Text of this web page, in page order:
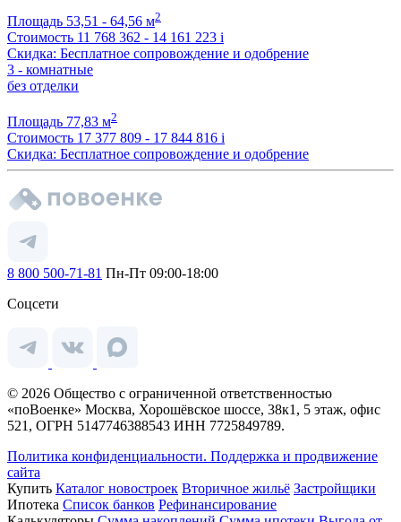
Площадь 53,51 - 64,56 м2
Стоимость 11 768 362 - 14 161 223 i
Скидка: Бесплатное сопровождение и одобрение
3 - комнатные
без отделки
Площадь 77,83 м2
Стоимость 17 377 809 - 17 844 816 i
Скидка: Бесплатное сопровождение и одобрение
8 800 500-71-81 Пн-Пт 09:00-18:00
Соцсети
© 2026 Общество с ограниченной ответственностью
«поВоенке» Москва, Хорошёвское шоссе, 38к1, 5 этаж, офис
521, ОГРН 5147746388543 ИНН 7725849789.
Политика конфиденциальности. Поддержка и продвижение
сайта
Купить Каталог новостроек Вторичное жильё Застройщики
Ипотека Список банков Рефинансирование